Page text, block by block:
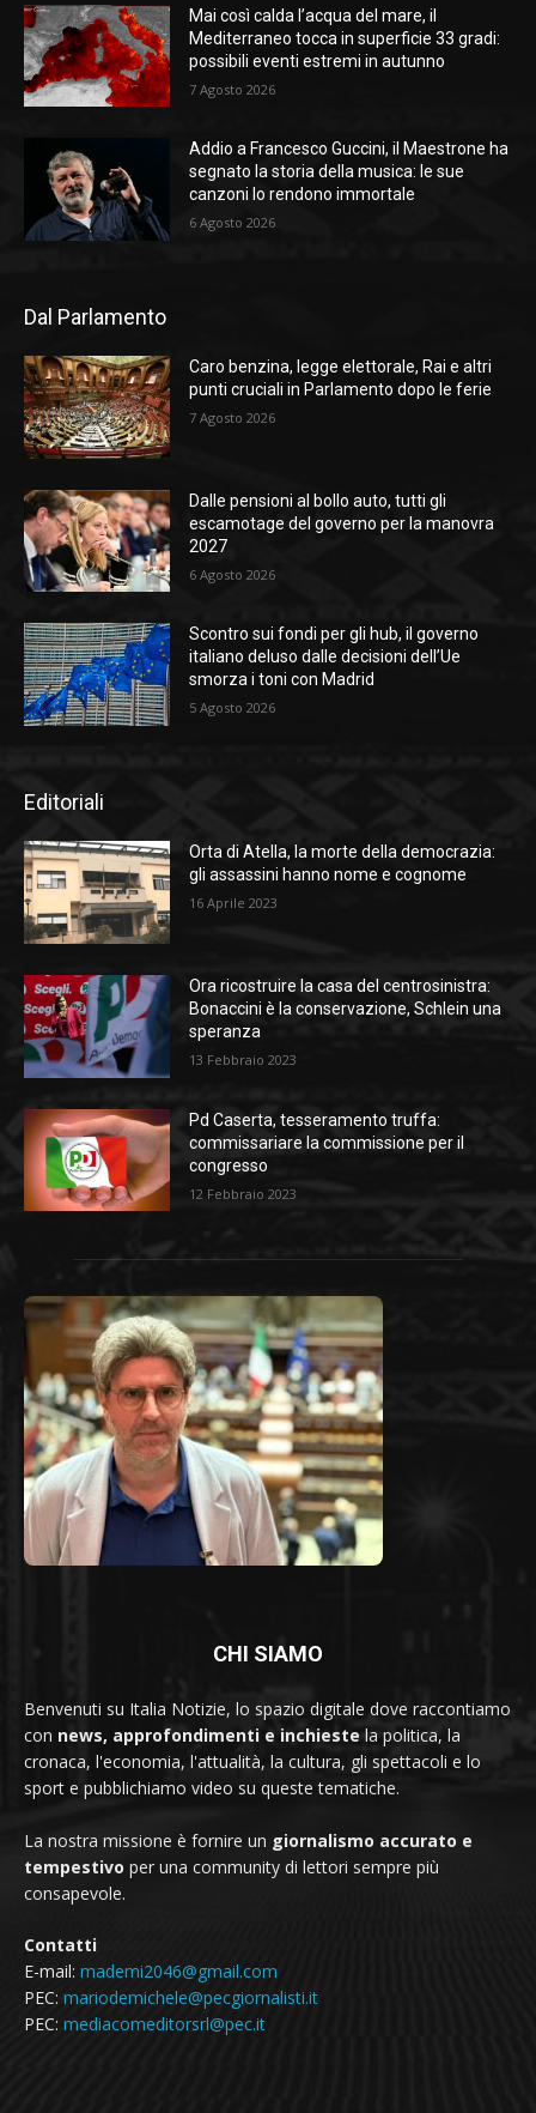
Mai così calda l’acqua del mare, il
Mediterraneo tocca in superficie 33 gradi:
possibili eventi estremi in autunno
7 Agosto 2026
Addio a Francesco Guccini, il Maestrone ha
segnato la storia della musica: le sue
canzoni lo rendono immortale
6 Agosto 2026
Dal Parlamento
Caro benzina, legge elettorale, Rai e altri
punti cruciali in Parlamento dopo le ferie
7 Agosto 2026
Dalle pensioni al bollo auto, tutti gli
escamotage del governo per la manovra
2027
6 Agosto 2026
Scontro sui fondi per gli hub, il governo
italiano deluso dalle decisioni dell’Ue
smorza i toni con Madrid
5 Agosto 2026
Editoriali
Orta di Atella, la morte della democrazia:
gli assassini hanno nome e cognome
16 Aprile 2023
Ora ricostruire la casa del centrosinistra:
Bonaccini è la conservazione, Schlein una
speranza
13 Febbraio 2023
Pd Caserta, tesseramento truffa:
commissariare la commissione per il
congresso
12 Febbraio 2023
CHI SIAMO
Benvenuti su Italia Notizie, lo spazio digitale dove raccontiamo
con news, approfondimenti e inchieste la politica, la
cronaca, l'economia, l'attualità, la cultura, gli spettacoli e lo
sport e pubblichiamo video su queste tematiche.
La nostra missione è fornire un giornalismo accurato e
tempestivo per una community di lettori sempre più
consapevole.
Contatti
E-mail: mademi2046@gmail.com
PEC: mariodemichele@pecgiornalisti.it
PEC: mediacomeditorsrl@pec.it